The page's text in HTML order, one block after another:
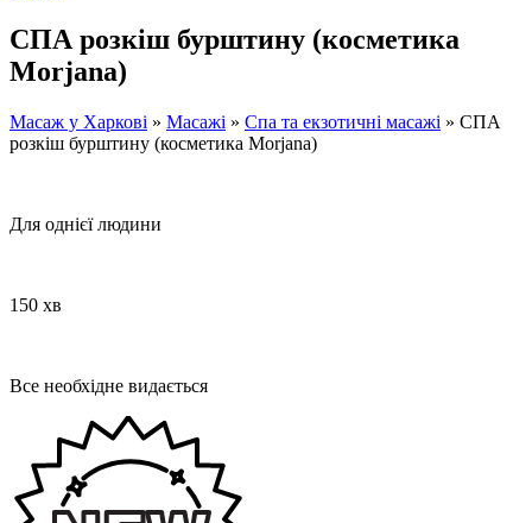
СПА розкіш бурштину (косметика
Morjana)
Масаж у Харкові » Масажі » Спа та екзотичні масажі » СПА
розкіш бурштину (косметика Morjana)
Для однієї людини
150 хв
Все необхідне видається